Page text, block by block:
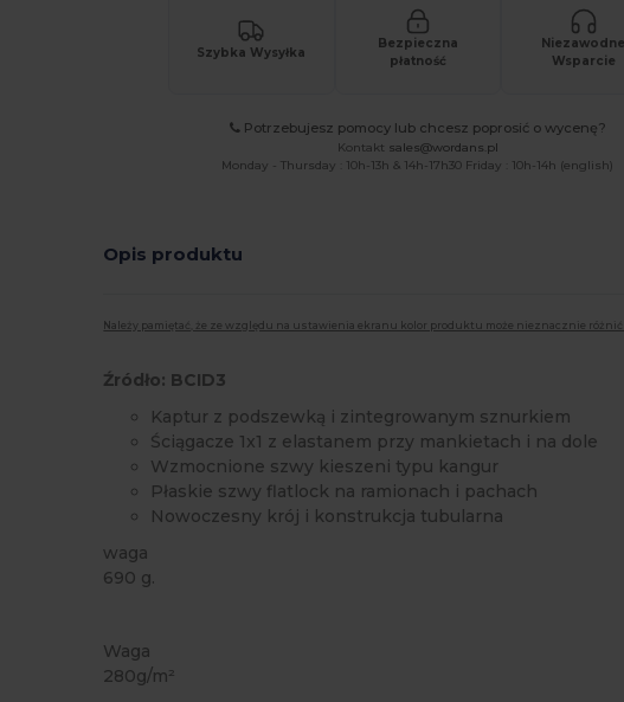
Szybka Wysyłka
Bezpieczna
płatność
Niezawodne
Wsparcie
Potrzebujesz pomocy lub chcesz poprosić o wycenę?
Kontakt sales@wordans.pl
Monday - Thursday : 10h-13h & 14h-17h30 Friday : 10h-14h (english)
Opis produktu
Należy pamiętać, że ze względu na ustawienia ekranu kolor produktu może nieznacznie różnić
Źródło: BCID3
Kaptur z podszewką i zintegrowanym sznurkiem
Ściągacze 1x1 z elastanem przy mankietach i na dole
Wzmocnione szwy kieszeni typu kangur
Płaskie szwy flatlock na ramionach i pachach
Nowoczesny krój i konstrukcja tubularna
waga
690 g.
Waga
280g/m²